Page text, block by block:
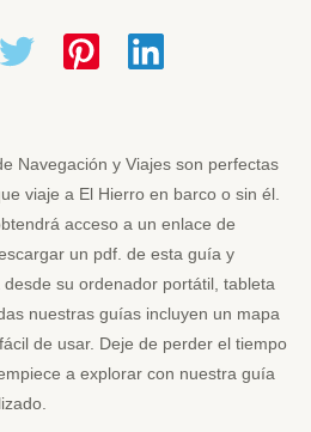
Navegación y Viajes son perfectas
viaje a El Hierro en barco o sin él.
acceso a un enlace de
un pdf. de esta guía y
su ordenador portátil, tableta
nuestras guías incluyen un mapa
de usar. Deje de perder el tiempo
a explorar con nuestra guía